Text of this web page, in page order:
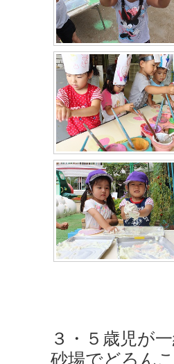
３・５歳児が
砂場でどろん